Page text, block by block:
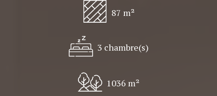
87 m²
3 chambre(s)
1036 m²